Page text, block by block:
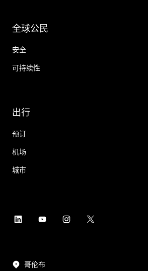
全球公民
安全
可持续性
出行
预订
机场
城市
哥伦布